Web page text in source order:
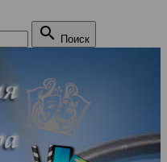
 Поиск